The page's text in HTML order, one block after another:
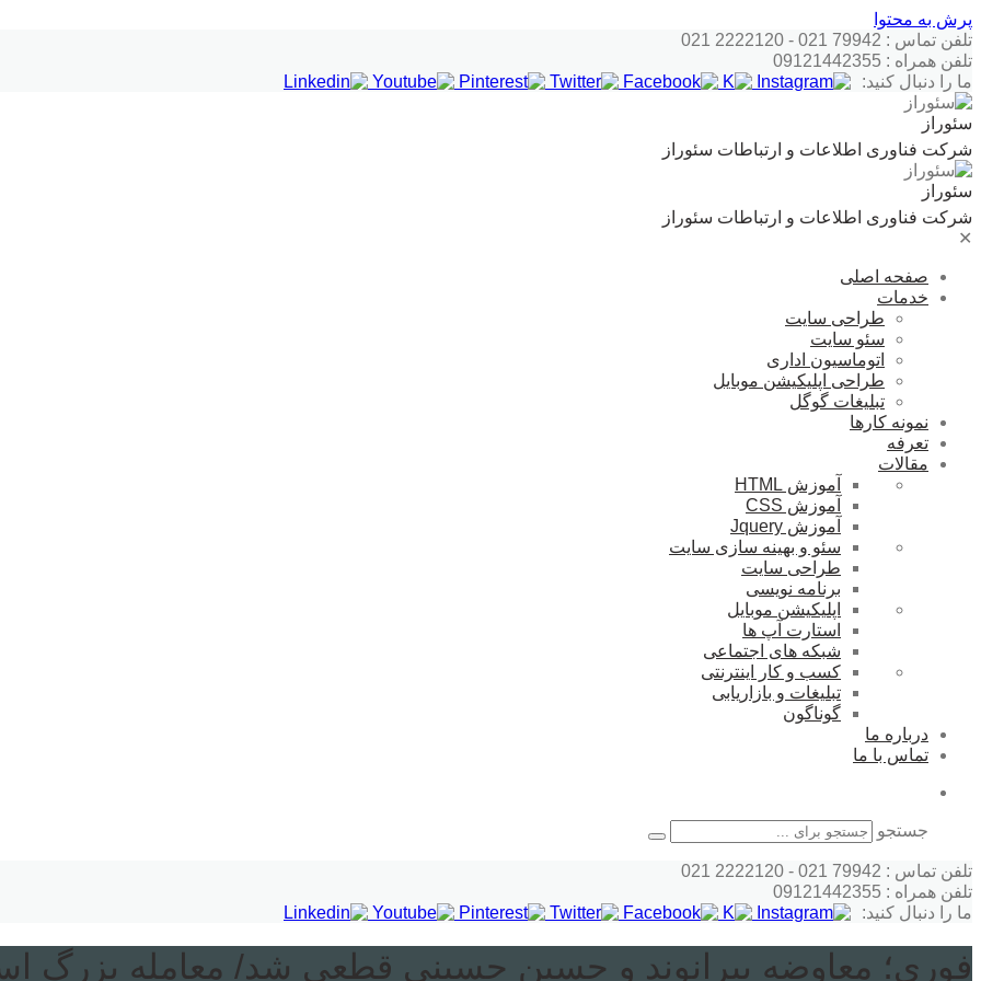
پرش به محتوا
تلفن تماس : 79942 021 - 2222120 021
تلفن همراه : 09121442355
ما را دنبال کنید:
سئوراز
شرکت فناوری اطلاعات و ارتباطات سئوراز
سئوراز
شرکت فناوری اطلاعات و ارتباطات سئوراز
✕
صفحه اصلی
خدمات
طراحی سایت
سئو سایت
اتوماسیون اداری
طراحی اپلیکیشن موبایل
تبلیغات گوگل
نمونه کارها
تعرفه
مقالات
آموزش HTML
آموزش CSS
آموزش Jquery
سئو و بهینه سازی سایت
طراحی سایت
برنامه نویسی
اپلیکیشن موبایل
استارت آپ ها
شبکه های اجتماعی
کسب و کار اینترنتی
تبلیغات و بازاریابی
گوناگون
درباره ما
تماس با ما
جستجو
تلفن تماس : 79942 021 - 2222120 021
تلفن همراه : 09121442355
ما را دنبال کنید:
فوری؛ معاوضه بیرانوند و حسین حسینی قطعی شد/ معامله بزرگ